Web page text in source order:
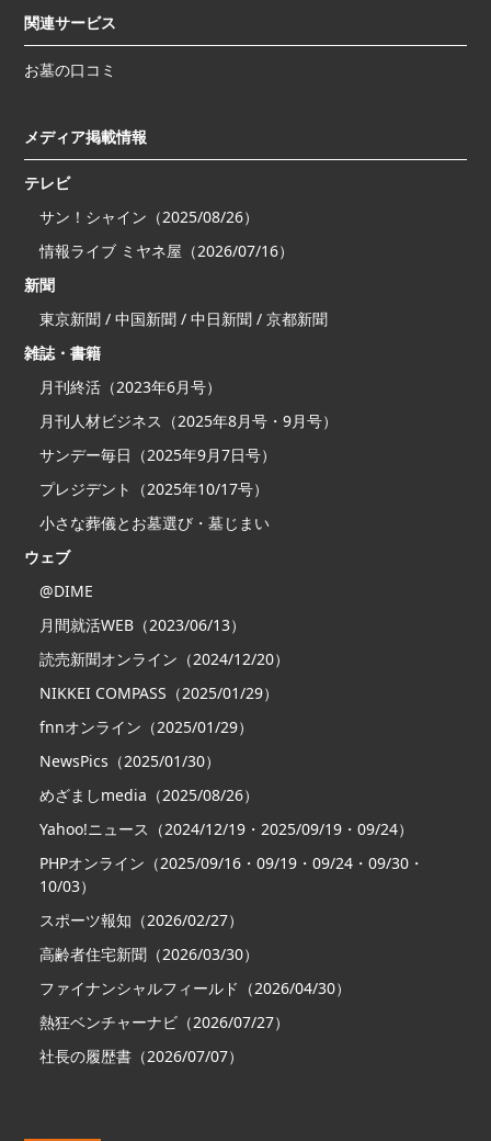
関連サービス
お墓の口コミ
メディア掲載情報
テレビ
サン！シャイン（2025/08/26）
情報ライブ ミヤネ屋（2026/07/16）
新聞
東京新聞 / 中国新聞 / 中日新聞 / 京都新聞
雑誌・書籍
月刊終活（2023年6月号）
月刊人材ビジネス（2025年8月号・9月号）
サンデー毎日（2025年9月7日号）
プレジデント（2025年10/17号）
小さな葬儀とお墓選び・墓じまい
ウェブ
@DIME
月間就活WEB（2023/06/13）
読売新聞オンライン（2024/12/20）
NIKKEI COMPASS（2025/01/29）
fnnオンライン（2025/01/29）
NewsPics（2025/01/30）
めざましmedia（2025/08/26）
Yahoo!ニュース（2024/12/19・2025/09/19・09/24）
PHPオンライン（2025/09/16・09/19・09/24・09/30・
10/03）
スポーツ報知（2026/02/27）
高齢者住宅新聞（2026/03/30）
ファイナンシャルフィールド（2026/04/30）
熱狂ベンチャーナビ（2026/07/27）
社長の履歴書（2026/07/07）